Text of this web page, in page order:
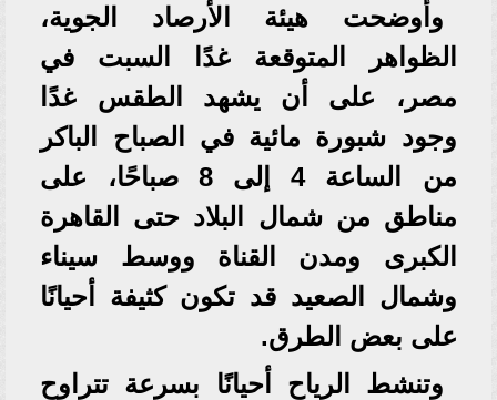
وأوضحت هيئة الأرصاد الجوية،
الظواهر المتوقعة غدًا السبت في
مصر، على أن يشهد الطقس غدًا
وجود شبورة مائية في الصباح الباكر
من الساعة 4 إلى 8 صباحًا، على
مناطق من شمال البلاد حتى القاهرة
الكبرى ومدن القناة ووسط سيناء
وشمال الصعيد قد تكون كثيفة أحيانًا
على بعض الطرق.
وتنشط الرياح أحيانًا بسرعة تتراوح